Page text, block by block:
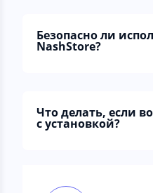
Безопасно ли
NashStore?
Что делать, если
с установкой?